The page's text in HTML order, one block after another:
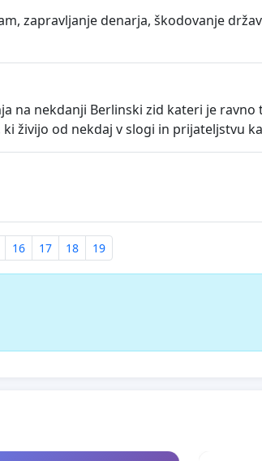
zapravljanje denarja, škodovanje
na nekdanji Berlinski zid kateri je
živijo od nekdaj v slogi in prijateljstvu
16 17 18 19